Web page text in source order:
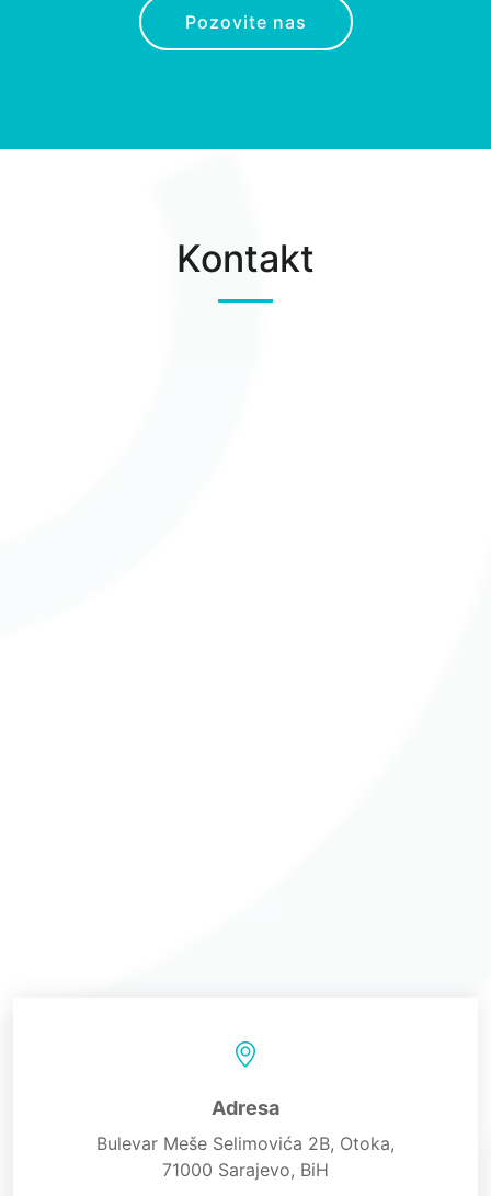
Pozovite nas
Kontakt
Adresa
Bulevar Meše Selimovića 2B, Otoka,
71000 Sarajevo, BiH